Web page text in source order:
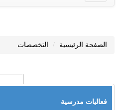
navigation
الصفحة الرئيسية التخصصات
فعاليات مدرسية